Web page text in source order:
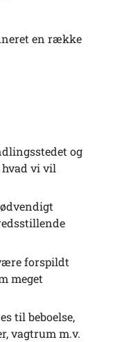
en række
og
vi vil
forspildt
meget
til beboelse,
vagtrum m.v.